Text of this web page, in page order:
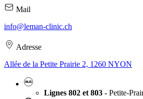
Mail
info@leman-clinic.ch
Adresse
Allée de la Petite Prairie 2, 1260 NYON
Lignes 802 et 803 - Petite-